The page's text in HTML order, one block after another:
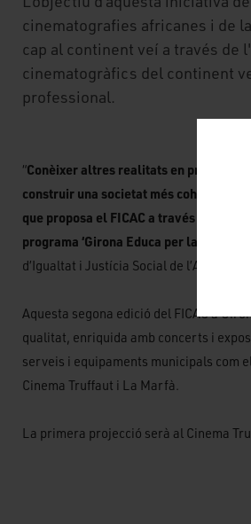
cinematografies africanes i de
cap al continent veí a través
cinematogràfics del continent
professional.
“Conèixer altres realitats en
construir una societat més
que proposa el FICAC a través de l’art,
programa ‘Girona Educa per la Justícia
d’Igualtat i Justícia Social de
Aquesta segona edició del FICAC a
qualitat, enriquida amb concerts i
serveis i equipaments municipals com
Cinema Truffaut i La Marfà.
La primera projecció serà al Cinema